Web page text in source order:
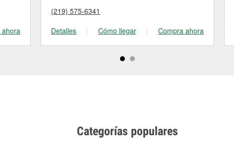
ahora
(219) 575-6341
Detalles
| Cómo llegar | Compra ahora
Categorías populares